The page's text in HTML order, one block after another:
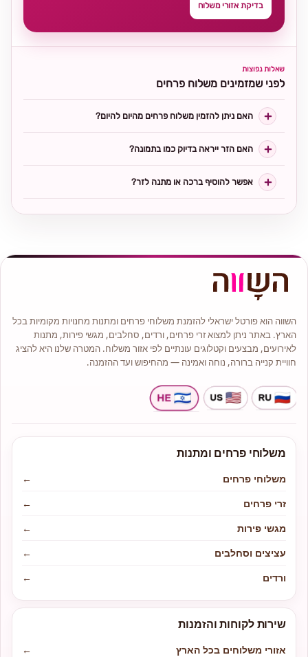
בדיקת אזורי משלוח
שאלות נפוצות
לפני שמזמינים משלוח פרחים
האם ניתן להזמין משלוח פרחים מהיום להיום?
האם הזר ייראה בדיוק כמו בתמונה?
אפשר להוסיף ברכה או מתנה לזר?
השווה הוא פורטל ישראלי להזמנת משלוחי פרחים ומתנות מחנויות מקומיות בכל
הארץ. באתר ניתן למצוא זרי פרחים, ורדים, סחלבים, מגשי פירות, מתנות
לאירועים, מבצעים וקטלוגים עונתיים לפי אזור משלוח. המטרה שלנו היא להציג
חוויית קנייה ברורה, נוחה ואמינה — מהחיפוש ועד ההזמנה.
משלוחי פרחים ומתנות
משלוחי פרחים
←
זרי פרחים
←
מגשי פירות
←
עציצים וסחלבים
←
ורדים
←
שירות לקוחות והזמנות
אזורי משלוחים בכל הארץ
←